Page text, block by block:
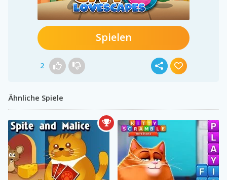
Spielen
2
Ähnliche Spiele